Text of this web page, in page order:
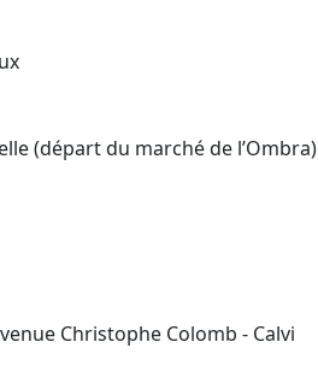
(départ du marché de l’Ombra)
Christophe Colomb - Calvi